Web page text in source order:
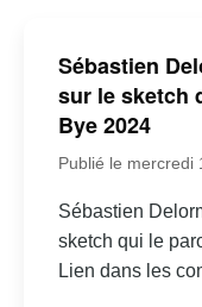
Sébastien
sur le sketch
Bye 2024
Publié le mercredi
Sébastien
sketch qui le
Lien dans les